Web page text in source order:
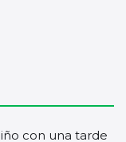
con una tarde